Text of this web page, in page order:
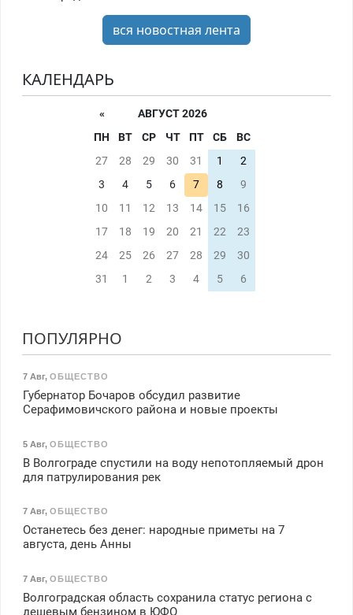
вся новостная лента
КАЛЕНДАРЬ
«
АВГУСТ 2026
ПН
ВТ СР ЧТ ПТ СБ
ВС
27
28 29 30 31 1
2
3
4 5 6 7 8
9
10
11 12 13 14 15
16
17
18 19 20 21 22
23
24
25 26 27 28 29
30
31
1 2 3 4 5 6
ПОПУЛЯРНО
7 Авг, ОБЩЕСТВО
Губернатор Бочаров обсудил развитие
Серафимовичского района и новые проекты
5 Авг, ОБЩЕСТВО
В Волгограде спустили на воду непотопляемый дрон
для патрулирования рек
7 Авг, ОБЩЕСТВО
Останетесь без денег: народные приметы на 7
августа, день Анны
7 Авг, ОБЩЕСТВО
Волгоградская область сохранила статус региона с
дешевым бензином в ЮФО